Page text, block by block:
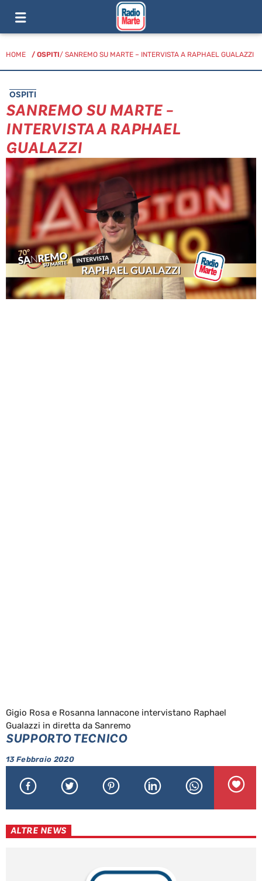
HOME / OSPITI/ SANREMO SU MARTE – INTERVISTA A RAPHAEL GUALAZZI
OSPITI
SANREMO SU MARTE –
INTERVISTA A RAPHAEL
GUALAZZI
Gigio Rosa e Rosanna Iannacone intervistano Raphael
Gualazzi in diretta da Sanremo
SUPPORTO TECNICO
13 Febbraio 2020
ALTRE NEWS